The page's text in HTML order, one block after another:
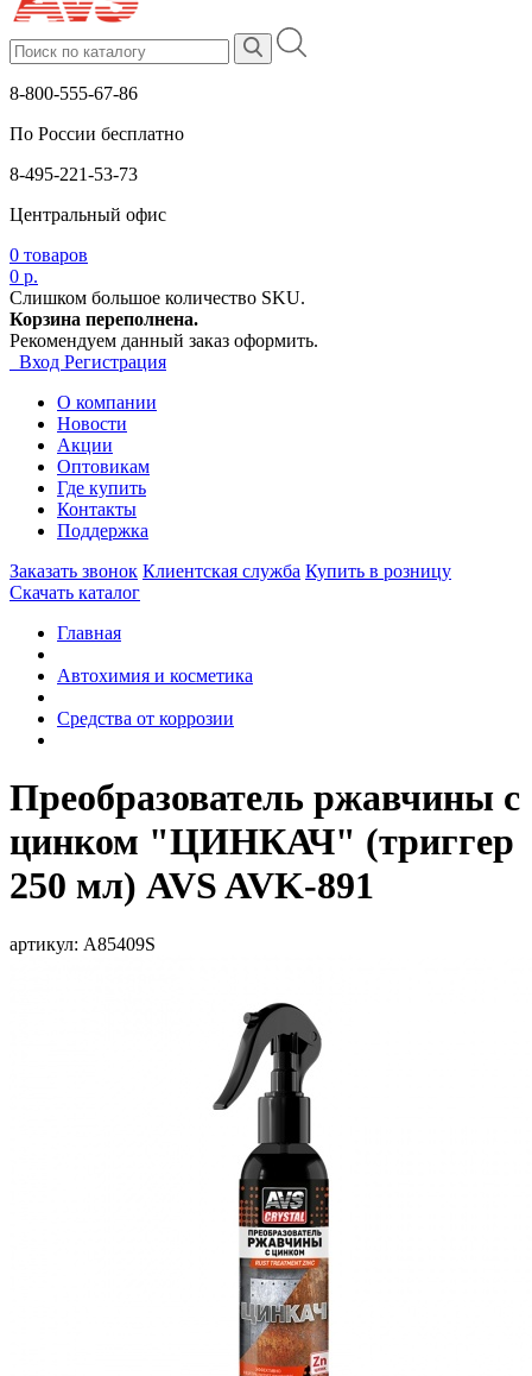
8-800-555-67-86
По России бесплатно
8-495-221-53-73
Центральный офис
0 товаров
0 р.
Слишком большое количество SKU.
Корзина переполнена.
Рекомендуем данный заказ оформить.
Вход Регистрация
О компании
Новости
Акции
Оптовикам
Где купить
Контакты
Поддержка
Заказать звонок Клиентская служба Купить в розницу
Скачать каталог
Главная
Автохимия и косметика
Средства от коррозии
Преобразователь ржавчины с
цинком "ЦИНКАЧ" (триггер
250 мл) AVS AVK-891
артикул: A85409S